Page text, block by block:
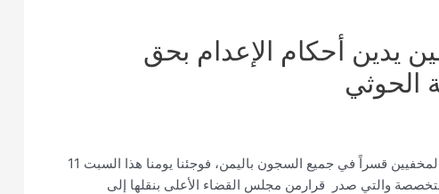
يدين أحكام الإعدام بحق
في الوقت الذي نأمل فيه انفراجة لجميع المختطفين والمخفيين قسراً في جميع السجون باليمن، فوجئنا يومنا هذا السبت 11
المتخصصة والتي صدر قرارمن مجلس القضاء الأعلى بنقلها إلى